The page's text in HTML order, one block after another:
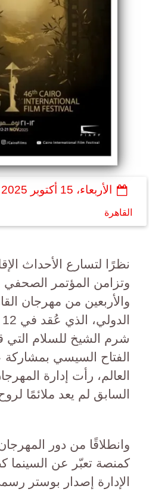
الأربعاء، 15 أكتوبر 2025
القاهرة
نظرًا لتسارع الأحداث
وتزامن المؤتمر الصحفي
والأربعين من مهرجان
شرم الشيخ للسلام التي
الفتاح السيسي بمشاركة
العالم، رأت إدارة
السابق لم يعد ملائمًا
وانطلاقًا من دور
كمنصة تعبّر عن السينما
الإدارة إصدار بوستر